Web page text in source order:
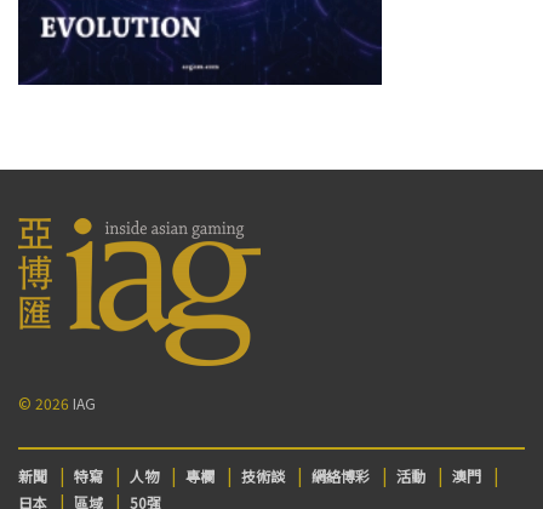
© 2026 IAG
新聞 特寫 人物 專欄 技術談 網絡博彩 活動
澳門
日本
區域 50强